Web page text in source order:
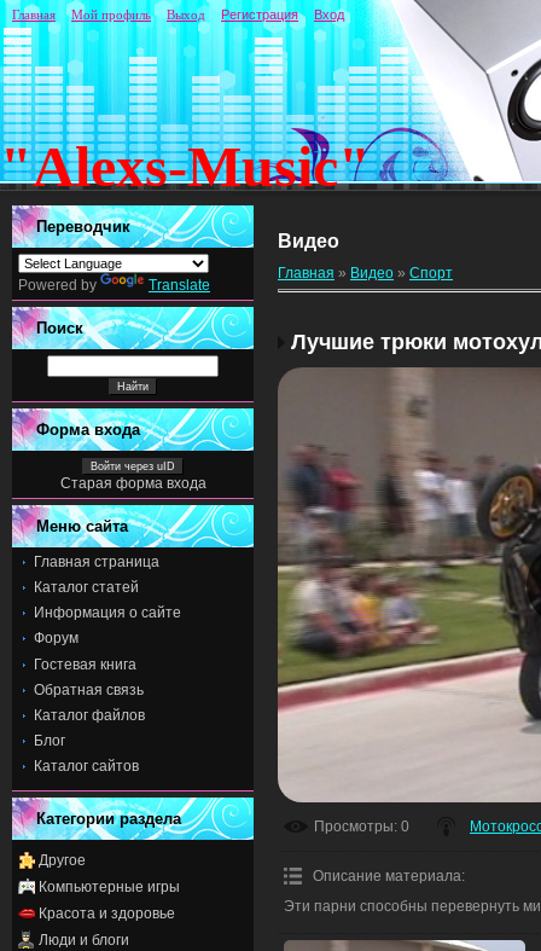
"Alexs-Music"
Главная Мой профиль Выход Регистрация Вход
Переводчик
Powered by Translate
Поиск
Форма входа
Войти через uID
Старая форма входа
Меню сайта
Главная страница
Каталог статей
Информация о сайте
Форум
Гостевая книга
Обратная связь
Каталог файлов
Блог
Каталог сайтов
Категории раздела
Другое
Компьютерные игры
Красота и здоровье
Люди и блоги
Видео
Главная » Видео » Спорт
Лучшие трюки
Просмотры: 0
Описание материала:
Эти парни способны перевернуть